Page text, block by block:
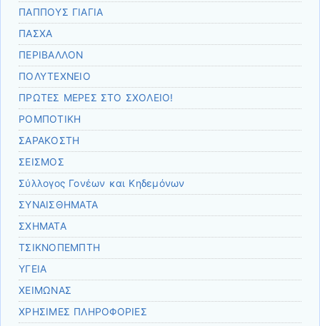
ΠΑΠΠΟΥΣ ΓΙΑΓΙΑ
ΠΑΣΧΑ
ΠΕΡΙΒΑΛΛΟΝ
ΠΟΛΥΤΕΧΝΕΙΟ
ΠΡΩΤΕΣ ΜΕΡΕΣ ΣΤΟ ΣΧΟΛΕΙΟ!
ΡΟΜΠΟΤΙΚΗ
ΣΑΡΑΚΟΣΤΗ
ΣΕΙΣΜΟΣ
Σύλλογος Γονέων και Κηδεμόνων
ΣΥΝΑΙΣΘΗΜΑΤΑ
ΣΧΗΜΑΤΑ
ΤΣΙΚΝΟΠΕΜΠΤΗ
ΥΓΕΙΑ
ΧΕΙΜΩΝΑΣ
ΧΡΗΣΙΜΕΣ ΠΛΗΡΟΦΟΡΙΕΣ